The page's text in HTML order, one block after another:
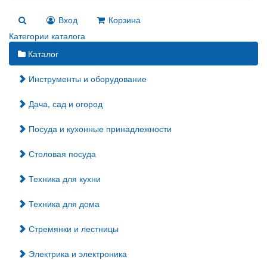
Вход
Корзина
Категории каталога
Каталог
Инструменты и оборудование
Дача, сад и огород
Посуда и кухонные принадлежности
Столовая посуда
Техника для кухни
Техника для дома
Стремянки и лестницы
Электрика и электроника